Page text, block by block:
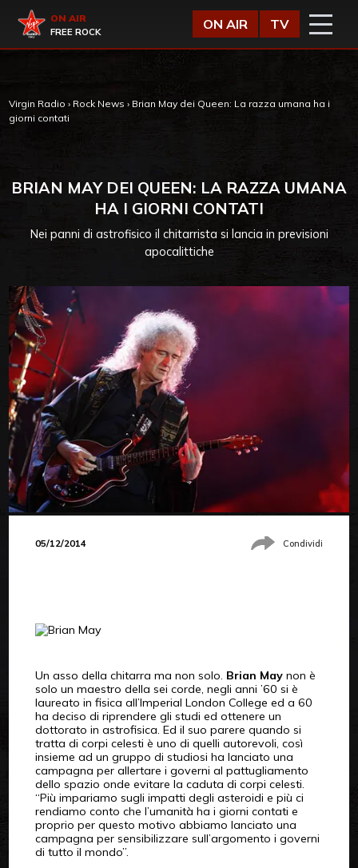
Virgin Radio
ON AIR
FREE ROCK
ON AIR TV
Virgin Radio › Rock News › Brian May dei Queen: La razza umana ha i
giorni contati
BRIAN MAY DEI QUEEN: LA RAZZA UMANA
HA I GIORNI CONTATI
Nei panni di astrofisico il chitarrista si lancia in previsioni
apocalittiche
05/12/2014 Condividi
Un asso della chitarra ma non solo. Brian Maynon è
solo un maestro della sei corde, negli anni ’60 si è
laureato in fisica all’Imperial London College ed a 60
ha deciso di riprendere gli studi ed ottenere un
dottorato in astrofisica. Ed il suo parere quando si
tratta di corpi celesti è uno di quelli autorevoli, così
insieme ad un gruppo di studiosi ha lanciato una
campagna per allertare i governi al pattugliamento
dello spazio onde evitare la caduta di corpi celesti.
“Più impariamo sugli impatti degli asteroidi e più ci
rendiamo conto che l’umanità ha i giorni contati e
proprio per questo motivo abbiamo lanciato una
campagna per sensibilizzare sull’argomento i governi
di tutto il mondo”.